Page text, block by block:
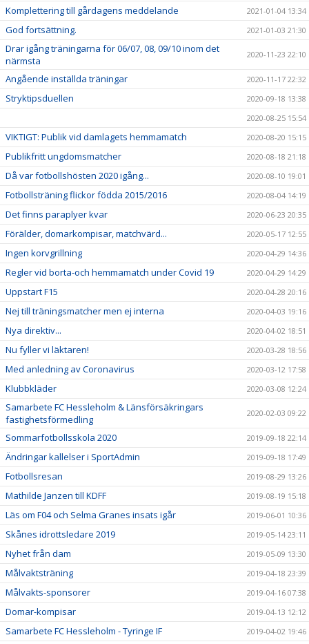
Komplettering till gårdagens meddelande 2021-01-04 13:34
God fortsättning. 2021-01-03 21:30
Drar igång träningarna för 06/07, 08, 09/10 inom det
närmsta
2020-11-23 22:10
Angående inställda träningar 2020-11-17 22:32
Stryktipsduellen
2020-09-18 13:38
2020-08-25 15:54
VIKTIGT: Publik vid damlagets hemmamatch 2020-08-20 15:15
Publikfritt ungdomsmatcher 2020-08-18 21:18
Då var fotbollshösten 2020 igång... 2020-08-10 19:01
Fotbollsträning flickor födda 2015/2016 2020-08-04 14:19
Det finns paraplyer kvar 2020-06-23 20:35
Förälder, domarkompisar, matchvärd... 2020-05-17 12:55
Ingen korvgrillning 2020-04-29 14:36
Regler vid borta-och hemmamatch under Covid 19 2020-04-29 14:29
Uppstart F15 2020-04-28 20:16
Nej till träningsmatcher men ej interna 2020-04-03 19:16
Nya direktiv... 2020-04-02 18:51
Nu fyller vi läktaren! 2020-03-28 18:56
Med anledning av Coronavirus 2020-03-12 17:58
Klubbkläder 2020-03-08 12:24
Samarbete FC Hessleholm & Länsförsäkringars
fastighetsförmedling
2020-02-03 09:22
Sommarfotbollsskola 2020 2019-09-18 22:14
Ändringar kallelser i SportAdmin 2019-09-18 17:49
Fotbollsresan 2019-08-29 13:26
Mathilde Janzen till KDFF 2019-08-19 15:18
Läs om F04 och Selma Granes insats igår 2019-06-01 10:36
Skånes idrottsledare 2019 2019-05-14 23:11
Nyhet från dam 2019-05-09 13:30
Målvaktsträning 2019-04-18 23:39
Målvakts-sponsorer 2019-04-16 07:38
Domar-kompisar 2019-04-13 12:12
Samarbete FC Hessleholm - Tyringe IF 2019-04-02 19:46